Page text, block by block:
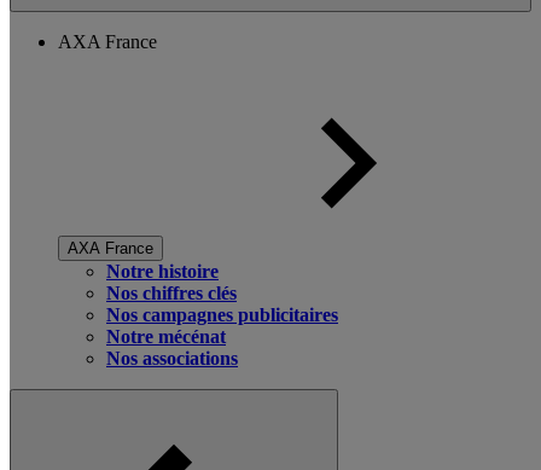
AXA France
AXA France
Notre histoire
Nos chiffres clés
Nos campagnes publicitaires
Notre mécénat
Nos associations